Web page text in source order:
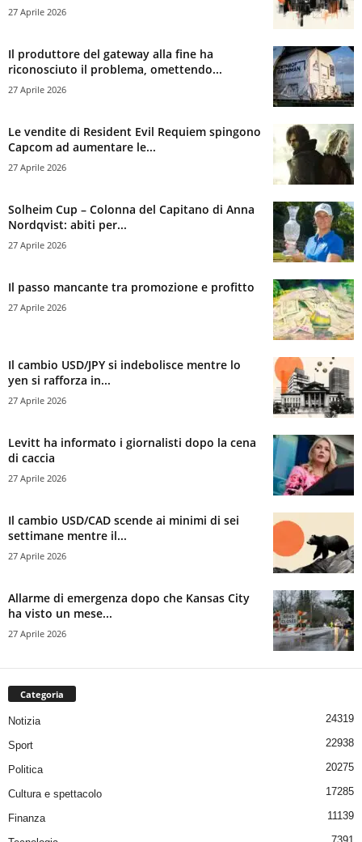
27 Aprile 2026
Il produttore del gateway alla fine ha
riconosciuto il problema, omettendo...
27 Aprile 2026
Le vendite di Resident Evil Requiem spingono
Capcom ad aumentare le...
27 Aprile 2026
Solheim Cup – Colonna del Capitano di Anna
Nordqvist: abiti per...
27 Aprile 2026
Il passo mancante tra promozione e profitto
27 Aprile 2026
Il cambio USD/JPY si indebolisce mentre lo
yen si rafforza in...
27 Aprile 2026
Levitt ha informato i giornalisti dopo la cena
di caccia
27 Aprile 2026
Il cambio USD/CAD scende ai minimi di sei
settimane mentre il...
27 Aprile 2026
Allarme di emergenza dopo che Kansas City
ha visto un mese...
27 Aprile 2026
Categoria
Notizia 24319
Sport 22938
Politica 20275
Cultura e spettacolo 17285
Finanza 11139